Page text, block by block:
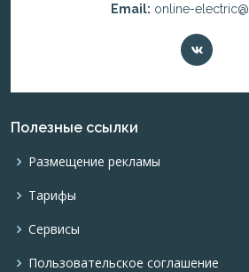
Email: online-
Полезные ссылки
Размещение рекламы
Тарифы
Сервисы
Пользовательское соглашение